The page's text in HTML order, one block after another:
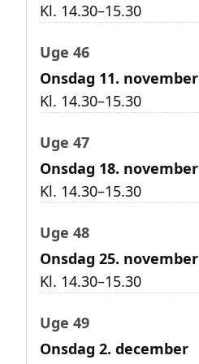
Kl. 14.30–15.30
Uge 46
Onsdag 11. november
Kl. 14.30–15.30
Uge 47
Onsdag 18. november
Kl. 14.30–15.30
Uge 48
Onsdag 25. november
Kl. 14.30–15.30
Uge 49
Onsdag 2. december